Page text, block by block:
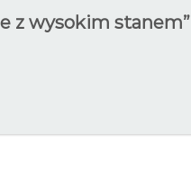
z wysokim stanem”